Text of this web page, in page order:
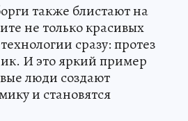
также блистают на
не только красивых
сразу: протез
И это яркий пример
люди создают
и становятся